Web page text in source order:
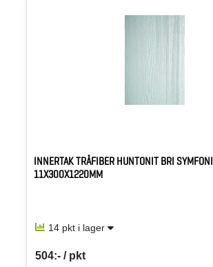
INNERTAK TRÄFIBER HUNTONIT BRI SYMFONI
11X300X1220MM
14 pkt i lager
504:- / pkt
SEK per PKT